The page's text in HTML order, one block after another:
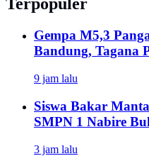
Terpopuler
Gempa M5,3
Bandung, Tagana
9 jam lalu
Siswa Bakar
SMPN 1 Nabire
3 jam lalu